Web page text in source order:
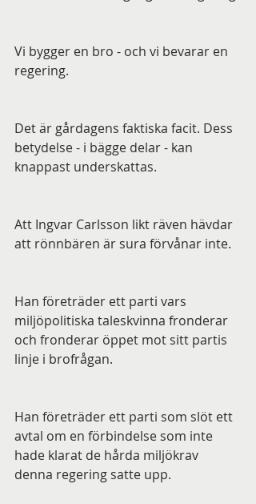
Vi bygger en bro - och vi bevarar en
regering.
Det är gårdagens faktiska facit. Dess
betydelse - i bägge delar - kan
knappast underskattas.
Att Ingvar Carlsson likt räven hävdar
att rönnbären är sura förvånar inte.
Han företräder ett parti vars
miljöpolitiska taleskvinna fronderar
och fronderar öppet mot sitt partis
linje i brofrågan.
Han företräder ett parti som slöt ett
avtal om en förbindelse som inte
hade klarat de hårda miljökrav
denna regering satte upp.